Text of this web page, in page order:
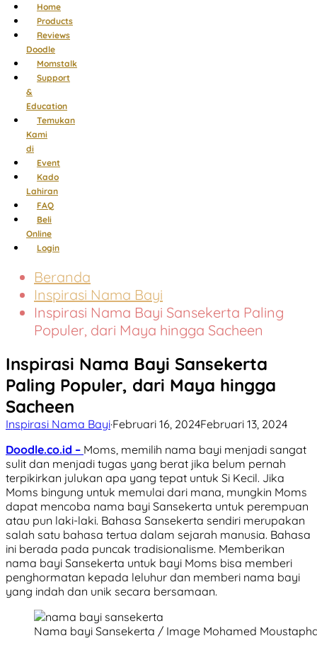
Home
Products
Reviews
Doodle
Momstalk
Support
&
Education
Temukan
Kami
di
Event
Kado
Lahiran
FAQ
Beli
Online
Login
Beranda
Inspirasi Nama Bayi
Inspirasi Nama Bayi Sansekerta Paling
Populer, dari Maya hingga Sacheen
Inspirasi Nama Bayi Sansekerta
Paling Populer, dari Maya hingga
Sacheen
Inspirasi Nama Bayi·Februari 16, 2024Februari 13, 2024
Doodle.co.id – Moms, memilih nama bayi menjadi sangat
sulit dan menjadi tugas yang berat jika belum pernah
terpikirkan julukan apa yang tepat untuk Si Kecil. Jika
Moms bingung untuk memulai dari mana, mungkin Moms
dapat mencoba nama bayi Sansekerta untuk perempuan
atau pun laki-laki. Bahasa Sansekerta sendiri merupakan
salah satu bahasa tertua dalam sejarah manusia. Bahasa
ini berada pada puncak tradisionalisme. Memberikan
nama bayi Sansekerta untuk bayi Moms bisa memberi
penghormatan kepada leluhur dan memberi nama bayi
yang indah dan unik secara bersamaan.
Nama bayi Sansekerta / Image Mohamed